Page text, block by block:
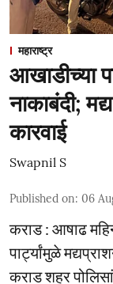
महाराष्ट्र
आखाडीच्या
नाकाबंदी;
कारवाई
Swapnil S
Published on: 06
कराड : आषाढ
पार्ट्यांमुळे
कराड शहर